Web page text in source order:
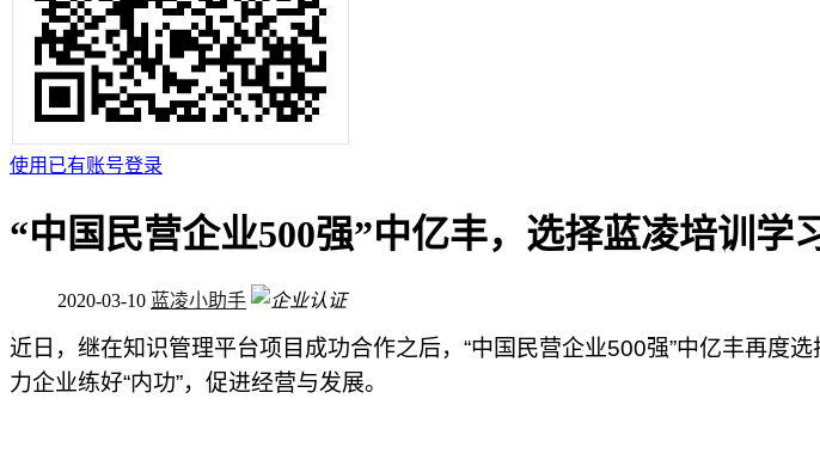
使用已有账号登录
“中国民营企业500强”中亿丰，选择蓝凌培训学
2020-03-10 蓝凌小助手
近日，继在知识管理平台项目成功合作之后，“中国民营企业500强”中亿丰再度
力企业练好“内功”，促进经营与发展。